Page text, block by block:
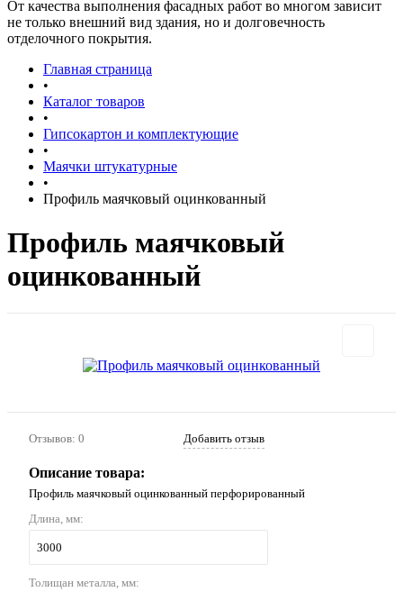
От качества выполнения фасадных работ во многом зависит
не только внешний вид здания, но и долговечность
отделочного покрытия.
Главная страница
•
Каталог товаров
•
Гипсокартон и комплектующие
•
Маячки штукатурные
•
Профиль маячковый оцинкованный
Профиль маячковый
оцинкованный
Отзывов: 0 Добавить отзыв
Описание товара:
Профиль маячковый оцинкованный перфорированный
Длина, мм:
3000
Толищан металла, мм: